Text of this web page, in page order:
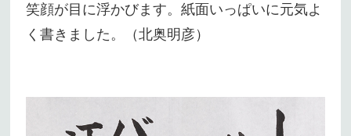
笑顔が目に浮かびます。紙面いっぱいに元気よ
く書きました。（北奥明彦）